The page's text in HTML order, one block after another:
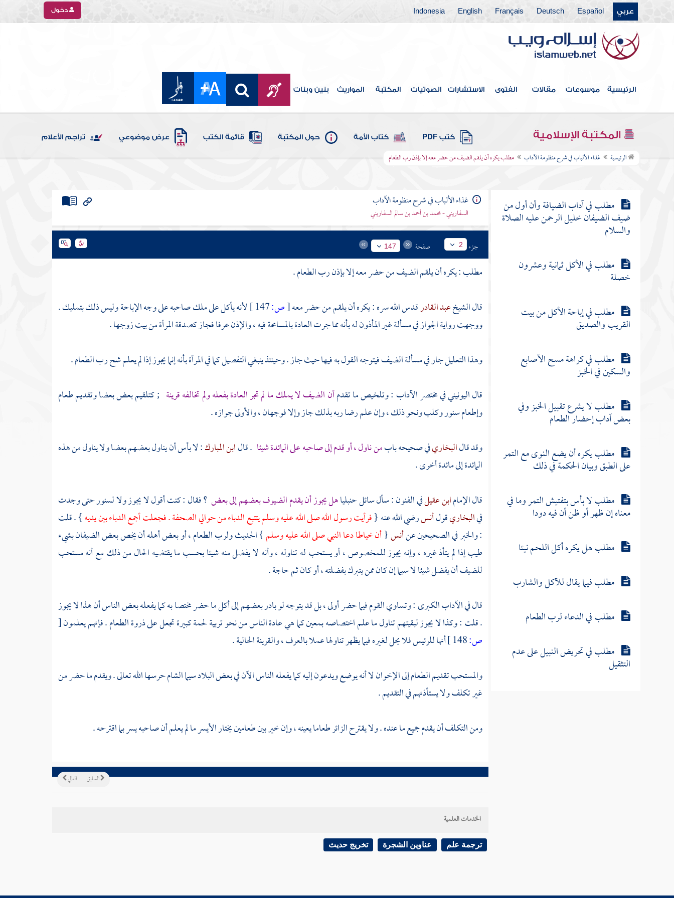
عربي Español
Deutsch
Français
English
Indonesia دخول
الرئيسية موسوعات مقالات الفتوى الاستشارات الصوتيات المكتبة المواريث بنين وبنات
المكتبة الإسلامية كتب PDF كتاب الأمة حول المكتبة قائمة الكتب عرض موضوعي تراجم الأعلام
الرئيسية غذاء الألباب في شرح منظومة الآداب مطلب يكره أن يلقم الضيف من حضر معه إلا بإذن رب الطعام
مطلب في ترك ما تعافه النفس بلا
تعنيف ولا عيب
مطلب في كراهة الشرب من فم السقاء وثلمة
الإناء
مطلب في الانتعال حال القيام
مطلب يكره أن يلقم الضيف من
مطلب في آداب الضيافة وأن أول من
ضيف الضيفان خليل الرحمن عليه الصلاة
والسلام
مطلب في الأكل ثمانية وعشرون
خصلة
مطلب في إباحة الأكل من بيت
القريب والصديق
مطلب في كراهة مسح الأصابع
والسكين في الخبز
مطلب لا يشرع تقبيل الخبز وفي
بعض آداب إحضار الطعام
مطلب يكره أن يضع النوى مع التمر
على الطبق وبيان الحكمة في ذلك
مطلب لا بأس بتفتيش التمر وما في
معناه إن ظهر أو ظن أن فيه دودا
مطلب هل يكره أكل اللحم نيئا
مطلب فيما يقال للآكل والشارب
مطلب في الدعاء لرب الطعام
مطلب في تحريض النبيل على عدم
التثقيل
غذاء الألباب في شرح منظومة الآداب
السفاريني - محمد بن أحمد بن سالم السفاريني
جزء 2 صفحة 147
مطلب : يكره أن يلقم الضيف من حضر معه إلا بإذن رب الطعام .
قال الشيخعبد القادرقدس الله سره : يكره أن يلقم من حضر معه[ص:
لأنه يأكل على ملك صاحبه على وجه الإباحة وليس ذلك بتمليك .
ووجهت رواية الجواز في مسألة غير المأذون له بأنه مما جرت العادة بالمسامحة فيه ، والإذن عرفا فجاز كصدقة المرأة من بيت زوجها .
وهذا التعليل جار في مسألة الضيف فيتوجه القول به فيها حيث جاز . وحينئذ ينبغي التفصيل كما في المرأة بأنه إنما يجوز إذا لم يعلم شح رب الطعام .
قالاليونينيفي مختصر الآداب : وتلخيص ما تقدمأن الضيف لا يملك ما لم تجر العادة بفعله ولم تخالفه قرينة ; كتلقيم بعض بعضا وتقديم طعام
وإطعام سنور وكلب ونحو ذلك ، وإن علم رضا ربه بذلك جاز وإلا فوجهان ، والأولى جوازه .
وقد قالالبخاريفي صحيحه بابمن ناول ، أو قدم إلى صاحبه على المائدة شيئا . قالابن المبارك: لا بأس أن يناول بعضهم بعضا ولا يناول من هذه
المائدة إلى مائدة أخرى .
قال الإمامابن عقيلفي الفنون : سأل سائل حنبلياهل يجوز أن يقدم الضيوف بعضهم إلى بعض ؟ فقال : كنت أقول لا يجوز ولا لسنور حتى وجدت
فيالبخاريقولأنسرضي الله عنه {فرأيت رسول الله صلى الله عليه وسلم يتتبع الدباء من حوالي الصحفة . فجعلت أجمع الدباء بين يديه} . قلت
: والخبر في الصحيحين عنأنس{أن خياطا دعا النبي صلى الله عليه وسلم} الحديث ولرب الطعام ، أو بعض أهله أن يخص بعض الضيفان بشيء
طيب إذا لم يتأذ غيره ، وإنه يجوز للمخصوص ، أو يستحب له تناوله ، وأنه لا يفضل منه شيئا بحسب ما يقتضيه الحال من ذلك مع أنه مستحب
للضيف أن يفضل شيئا لا سيما إن كان ممن يتبرك بفضلته ، أو كان ثم حاجة .
قال في الآداب الكبرى : وتساوي القوم فيما حضر أولى ، بل قد يتوجه لو بادر بعضهم إلى أكل ما حضر مختصا به كما يفعله بعض الناس أن هذا لا يجوز
.قلت: وكذا لا يجوز لبقيتهم تناول ما علم اختصاصه بمعين كما هي عادة الناس من نحو تربية لحمة كبيرة تجعل على ذروة الطعام . فإنهم يعلمون[
ص:
أنها للرئيس فلا يحل لغيره فيما يظهر تناولها عملا بالعرف ، والقرينة الحالية .
والمستحب تقديم الطعام إلى الإخوان لا أنه يوضع ويدعون إليه كما يفعله الناس الآن في بعض البلاد سيماالشامحرسها الله تعالى . ويقدم ما حضر من
غير تكلف ولا يستأذنهم في التقديم .
ومن التكلف أن يقدم جميع ما عنده . ولا يقترح الزائر طعاما يعينه ، وإن خير بين طعامين يختار الأيسر ما لم يعلم أن صاحبه يسر بما اقترحه .
التالي السابق
الخدمات العلمية
ترجمة علم عناوين الشجرة تخريج حديث